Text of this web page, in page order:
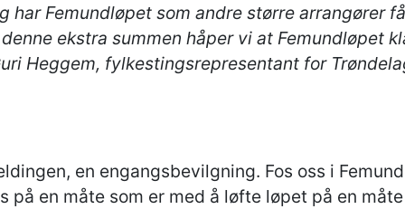
Femundløpet som andre større arrangører
ekstra summen håper vi at Femundløpet
Heggem, fylkestingsrepresentant for
en engangsbevilgning. Fos oss i
en måte som er med å løfte løpet på en